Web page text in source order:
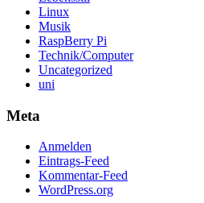
Linux
Musik
RaspBerry Pi
Technik/Computer
Uncategorized
uni
Meta
Anmelden
Eintrags-Feed
Kommentar-Feed
WordPress.org